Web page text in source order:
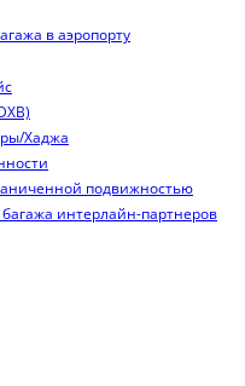
в аэропорту
Хаджа
подвижностью
интерлайн-партнеров